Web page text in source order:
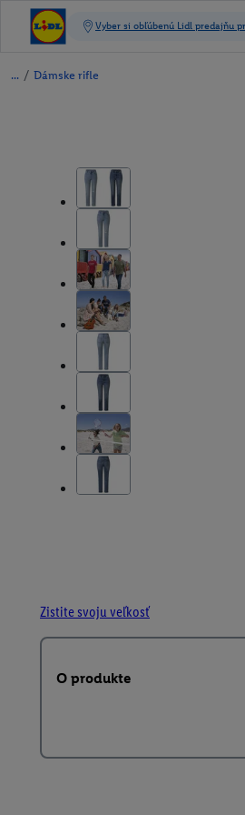
/ Dámske rifle
Zistite svoju veľkosť
O produkte